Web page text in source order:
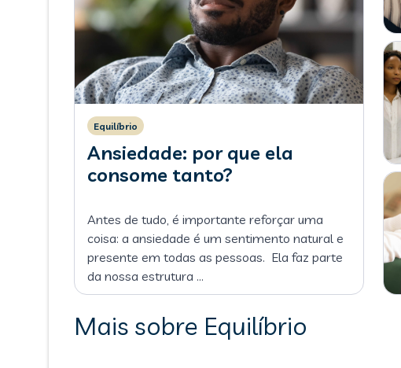
Equilíbrio
Ansiedade: por que ela
consome tanto?
Antes de tudo, é importante reforçar uma
coisa: a ansiedade é um sentimento natural e
presente em todas as pessoas. Ela faz parte
da nossa estrutura …
Mais sobre Equilíbrio